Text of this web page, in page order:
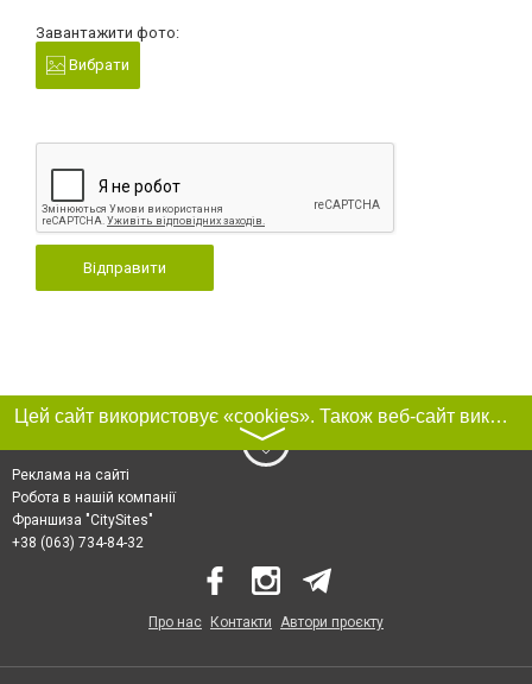
Завантажити фото:
Вибрати
Відправити
Цей сайт використовує «cookies». Також веб-сайт використовує інтернет-сервіс для збору технічних даних стосовно відвідувачів з метою отримання маркетингової та статистичної інформації. Умови обробки даних відвідувачів сайту див.
〉
Реклама на сайті
Робота в нашій компанії
Франшиза "CitySites"
+38 (063) 734-84-32
Про нас Контакти Автори проєкту